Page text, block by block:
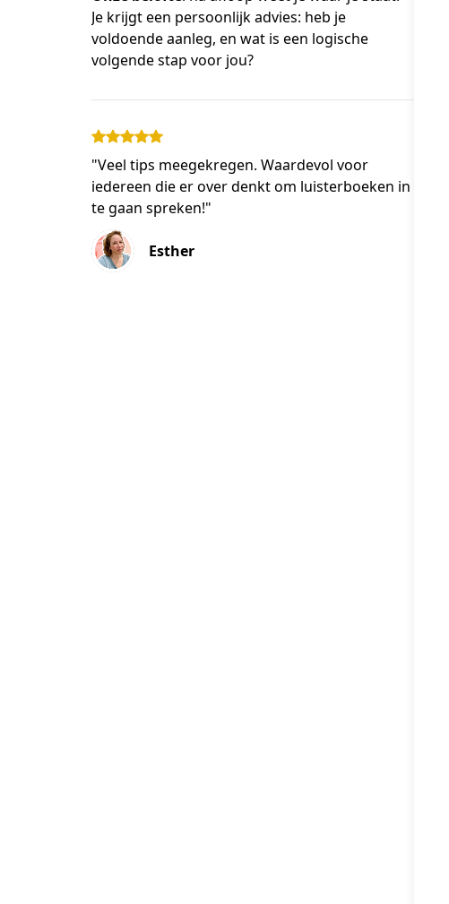
Je krijgt een persoonlijk advies: heb je
voldoende aanleg, en wat is een logische
volgende stap voor jou?
"Veel tips meegekregen. Waardevol voor
iedereen die er over denkt om luisterboeken in
te gaan spreken!"
Esther